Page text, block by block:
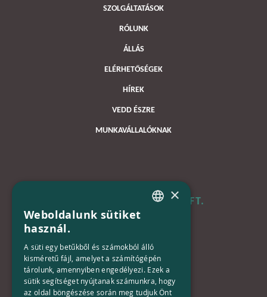
SZOLGÁLTATÁSOK
RÓLUNK
ÁLLÁS
ELÉRHETŐSÉGEK
HÍREK
VEDD ÉSZRE
MUNKAVÁLLALÓKNAK
B+N MAGYARORSZÁG KFT.
Váci út 116-118.
TOWER 1,
15. emelet
×
Weboldalunk sütiket
használ.
A süti egy betűkből és számokból álló
kisméretű fájl, amelyet a számítógépén
tárolunk, amennyiben engedélyezi. Ezek a
sütik segítséget nyújtanak számunkra, hogy
az oldal böngészése során meg tudjuk Önt